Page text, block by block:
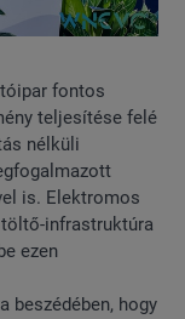
fontos
teljesítése felé
nélküli
is. Elektromos
infrastruktúra
ezen
beszédében, hogy